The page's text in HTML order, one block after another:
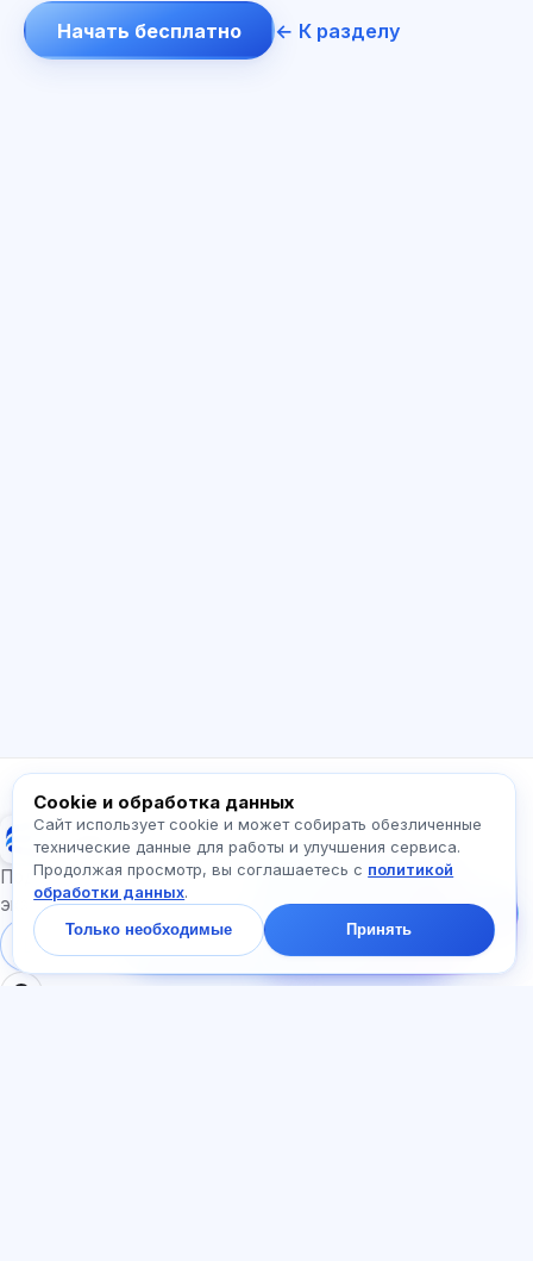
Начать бесплатно ← К разделу
Exalify
Подготовка к международным языковым
экзаменам
Войти
Регистрация
Напишите нам!
экзамены и с чего
начать — ответим в
чате за минуту.
Cookie и обработка данных
Сайт использует cookie и может собирать обезличенные
технические данные для работы и улучшения сервиса.
Продолжая просмотр, вы соглашаетесь с политикой
обработки данных.
Только необходимые Принять